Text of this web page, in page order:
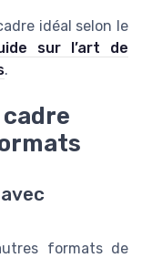
idéal selon le
sur l’art de
.
formats de